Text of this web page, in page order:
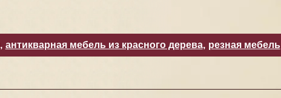
, антикварная мебель из красного дерева, резная мебель